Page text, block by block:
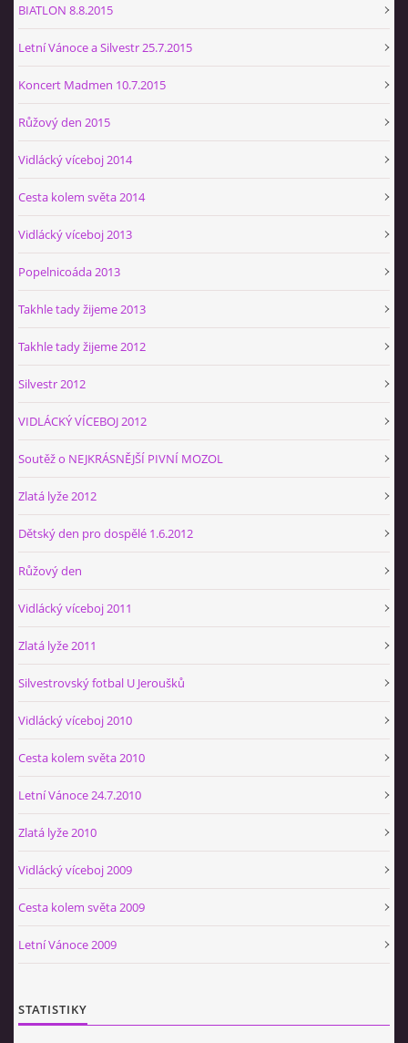
BIATLON 8.8.2015
Letní Vánoce a Silvestr 25.7.2015
Koncert Madmen 10.7.2015
Růžový den 2015
Vidlácký víceboj 2014
Cesta kolem světa 2014
Vidlácký víceboj 2013
Popelnicoáda 2013
Takhle tady žijeme 2013
Takhle tady žijeme 2012
Silvestr 2012
VIDLÁCKÝ VÍCEBOJ 2012
Soutěž o NEJKRÁSNĚJŠÍ PIVNÍ MOZOL
Zlatá lyže 2012
Dětský den pro dospělé 1.6.2012
Růžový den
Vidlácký víceboj 2011
Zlatá lyže 2011
Silvestrovský fotbal U Jeroušků
Vidlácký víceboj 2010
Cesta kolem světa 2010
Letní Vánoce 24.7.2010
Zlatá lyže 2010
Vidlácký víceboj 2009
Cesta kolem světa 2009
Letní Vánoce 2009
STATISTIKY